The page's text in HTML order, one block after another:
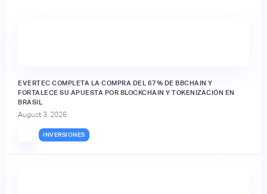
EVERTEC COMPLETA LA COMPRA DEL 67% DE BBCHAIN Y
FORTALECE SU APUESTA POR BLOCKCHAIN Y TOKENIZACIÓN EN
BRASIL
August 3, 2026
INVERSIONES